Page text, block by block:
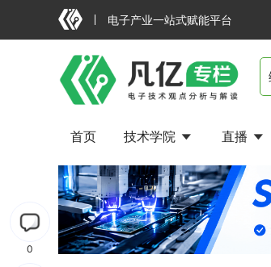
0
电子产业一站式赋能平台
首页 技术学院 直播